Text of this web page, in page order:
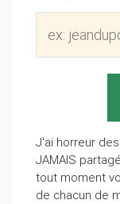
J'ai horreur
JAMAIS
tout moment
de chacun de